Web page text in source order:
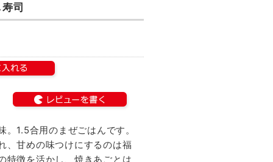
司
1.5合用のまぜごはんです。
、甘めの味つけにするのは福
特徴を活かし、焼きあごとは